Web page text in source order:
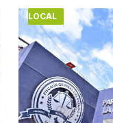
LOCAL